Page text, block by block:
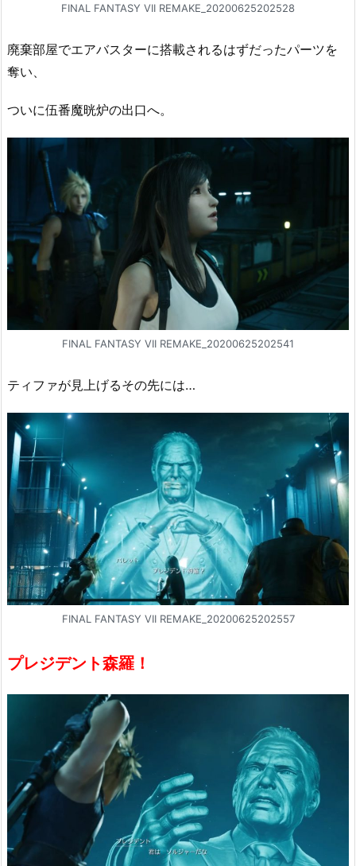
FINAL FANTASY VII REMAKE_20200625202528
廃棄部屋でエアバスターに搭載されるはずだったパーツを
奪い、
ついに伍番魔晄炉の出口へ。
FINAL FANTASY VII REMAKE_20200625202541
ティファが見上げるその先には…
FINAL FANTASY VII REMAKE_20200625202557
プレジデント森羅！